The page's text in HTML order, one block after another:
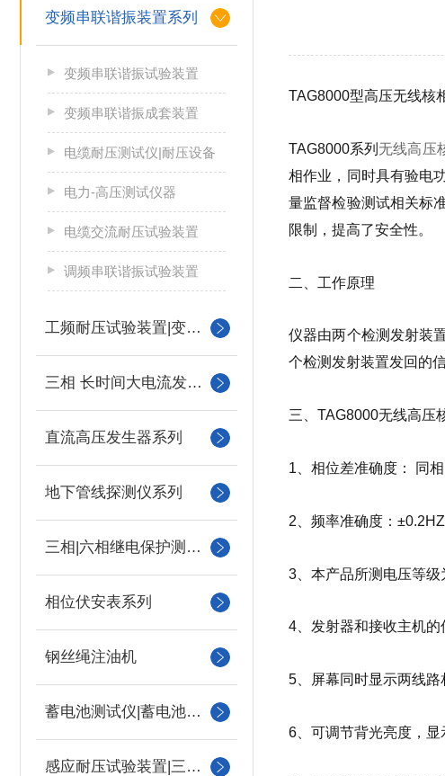
变频串联谐振装置系列
变频串联谐振试验装置
变频串联谐振成套装置
电缆耐压测试仪|耐压设备
电力-高压测试仪器
电缆交流耐压试验装置
调频串联谐振试验装置
工频耐压试验装置|变压器
三相 长时间大电流发生器
直流高压发生器系列
地下管线探测仪系列
三相|六相继电保护测试仪
相位伏安表系列
钢丝绳注油机
蓄电池测试仪|蓄电池充放电测试仪
感应耐压试验装置|三倍频
TAG8000型高压无线核
TAG8000系列 无线高压
相作业，同时具有验电
量监督检验测试相关标
限制，提高了安全性。
二、工作原理
仪器由两个检测发射装
个检测发射装置发回的
三、TAG8000无线高压
1、相位差准确度： 同
2、频率准确度：±0.2HZ
3、本产品所测电压等级
4、发射器和接收主机的
5、屏幕同时显示两线路
6、可调节背光亮度，显